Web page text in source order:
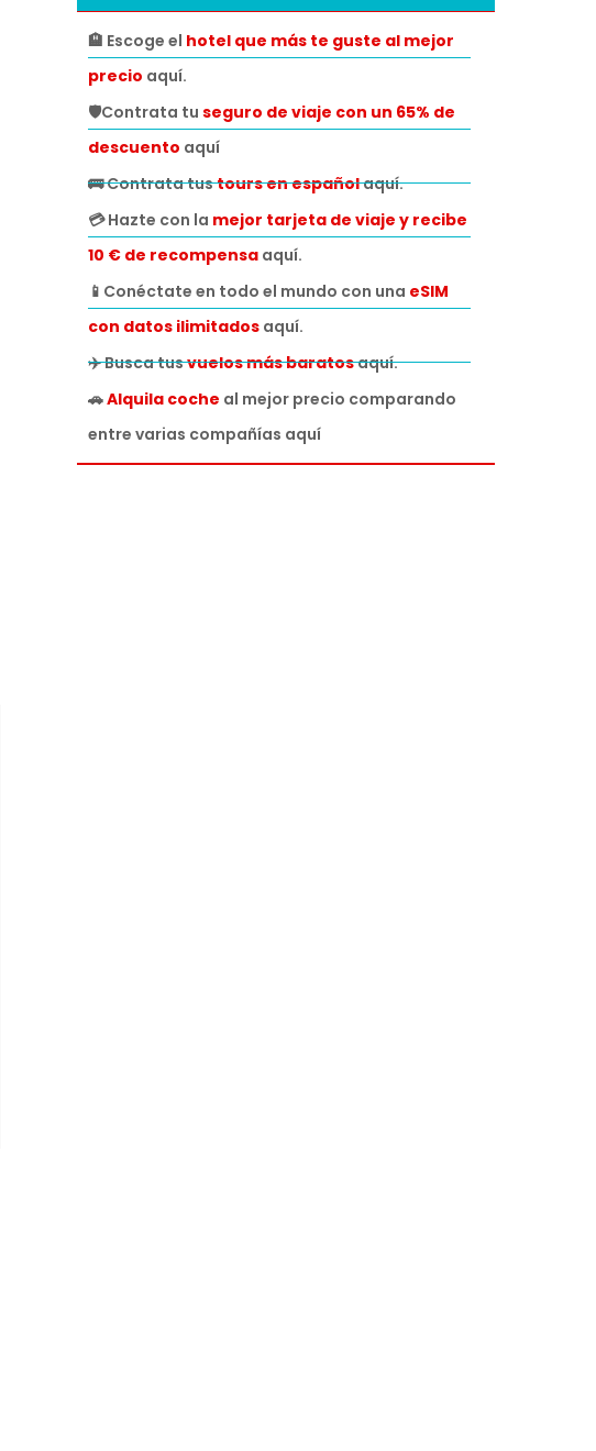
🏨 Escoge el hotel que más te guste al mejor
precio aquí.
🛡️Contrata tu seguro de viaje con un 65% de
descuento aquí
🚌 Contrata tustours en españolaquí.
💳 Hazte con la mejor tarjeta de viaje y recibe
10 € de recompensa aquí.
📱Conéctate en todo el mundo con una eSIM
con datos ilimitados aquí.
✈️ Busca tusvuelos más baratosaquí.
🚗Alquila coche al mejor precio comparando
entre varias compañías aquí